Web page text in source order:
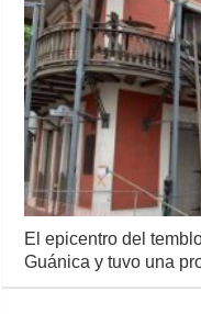
El epicentro del
Guánica y tuvo una